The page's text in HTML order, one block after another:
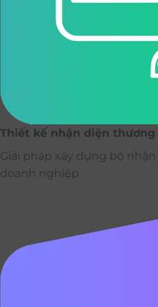
Thiết kế nhận diện thương
Giải pháp xây dựng bộ
doanh nghiệp